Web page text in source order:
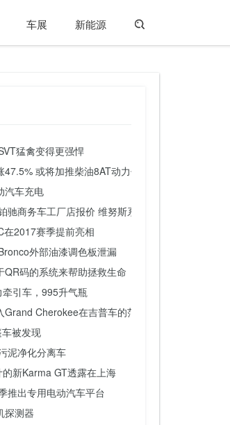
车展 新能源
猛禽变得更强悍
或将加推柴油8AT动力促使销量再攀高峰
汽车充电
驰商务车工厂店报价 维努斯系列4座豪华版 奔驰
在2017赛季提前亮相
外部油漆调色板泄漏
QR码的系统来帮助拯救生命
引车，995升气瓶
Cherokee在吉普车的范围内
被发现
泥净化分离车
新Karma GT透露在上海
推出专用电动汽车平台
探测器